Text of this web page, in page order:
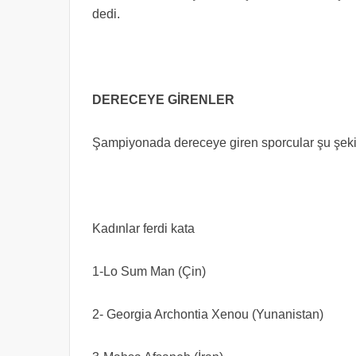
dedi.
DERECEYE GİRENLER
Şampiyonada dereceye giren sporcular şu
Kadınlar ferdi kata
1-Lo Sum Man (Çin)
2- Georgia Archontia Xenou (Yunanistan)